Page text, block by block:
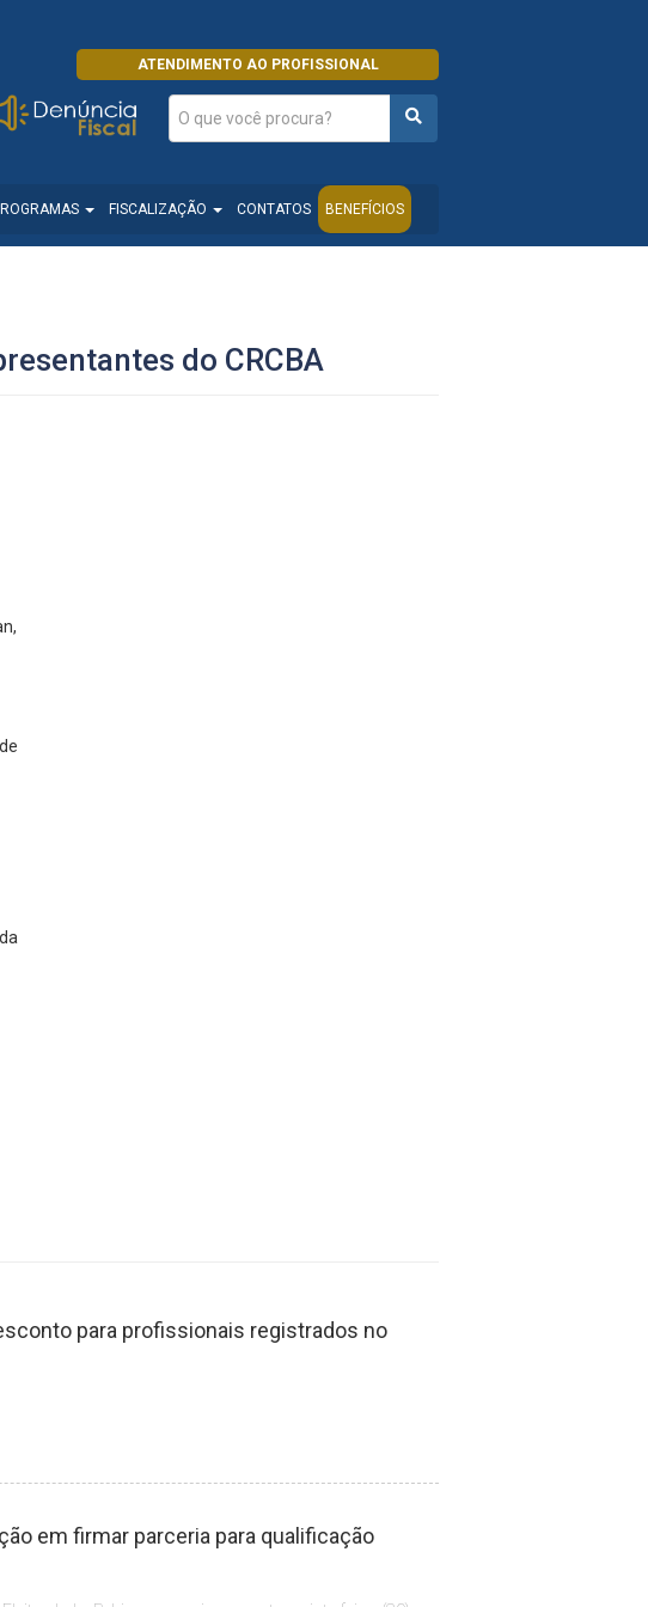
ATENDIMENTO AO PROFISSIONAL
FISCALIZAÇÃO CONTATOS BENEFÍCIOS
do CRCBA
para profissionais registrados no
em firmar parceria para qualificação